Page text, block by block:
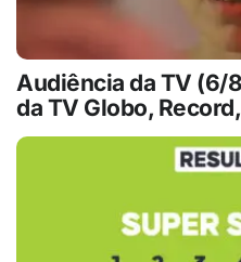
Audiência da TV (6/
da TV Globo,